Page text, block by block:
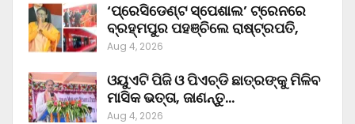
‘ପ୍ରେସିଡେଣ୍ଟ ସ୍ପେଶାଲ’ ଟ୍ରେନରେ
ବ୍ରହ୍ମପୁର ପହଞ୍ଚିଲେ ରାଷ୍ଟ୍ରପତି,
Aug 4, 2026
ଓୟୁଏଟି ପିଜି ଓ ପିଏଚ୍‌ଡି ଛାତ୍ରଙ୍କୁ ମିଳିବ
ମାସିକ ଭତ୍ତା, ଜାଣନ୍ତୁ…
Aug 4, 2026